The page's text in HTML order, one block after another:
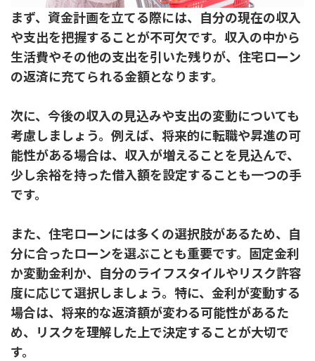
まず、資金計画を立てる際には、自分の現在の収入
や支出を把握することが不可欠です。収入の中から
生活費やその他の支出を引いた残りが、住宅ローン
の返済に充てられる金額となります。
次に、今後の収入の見込みや支出の変動についても
考慮しましょう。例えば、将来的に転職や昇進の可
能性がある場合は、収入が増えることを見込んで、
少し余裕を持った借入額を設定することも一つの手
です。
また、住宅ローンには多くの選択肢があるため、自
分に合ったローンを選ぶことも重要です。固定金利
か変動金利か、自分のライフスタイルやリスク許容
度に応じて選択しましょう。特に、金利が変動する
場合は、将来的な返済額が変わる可能性があるた
め、リスクを理解した上で決定することが大切で
す。